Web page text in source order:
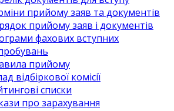
прийому заяв та документів
прийому заяв і документів
фахових вступних
прийому
відбіркової комісії
списки
про зарахування